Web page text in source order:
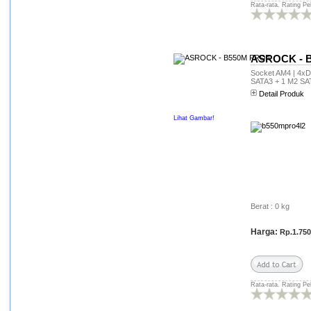
Rata-rata. Rating
Lihat Gambar!
ASROCK -
Socket AM4 |
SATA3 + 1 M2
Detail Produk
Berat : 0 kg
Harga:
Rata-rata. Rating